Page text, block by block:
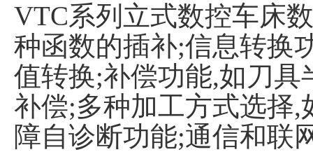
VTC系列立式数控车床
种函数的插补;信息转换
值转换;补偿功能,如刀
补偿;多种加工方式选择
障自诊断功能;通信和联